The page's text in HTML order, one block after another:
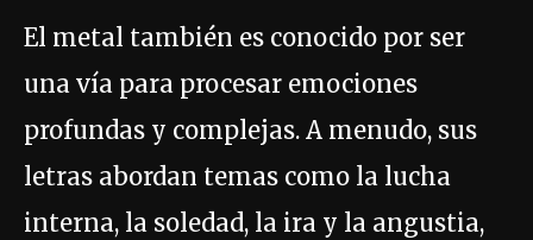
El metal también es conocido por ser
una vía para procesar emociones
profundas y complejas. A menudo, sus
letras abordan temas como la lucha
interna, la soledad, la ira y la angustia,